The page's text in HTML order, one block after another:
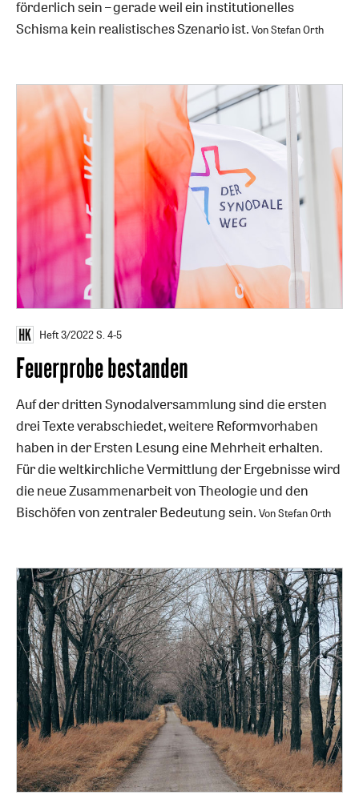
förderlich sein – gerade weil ein institutionelles
Schisma kein realistisches Szenario ist. Von Stefan Orth
Heft 3/2022S. 4-5
Feuerprobe bestanden
Auf der dritten Synodalversammlung sind die ersten
drei Texte verabschiedet, weitere Reformvorhaben
haben in der Ersten Lesung eine Mehrheit erhalten.
Für die weltkirchliche Vermittlung der Ergebnisse wird
die neue Zusammenarbeit von Theologie und den
Bischöfen von zentraler Bedeutung sein. Von Stefan Orth